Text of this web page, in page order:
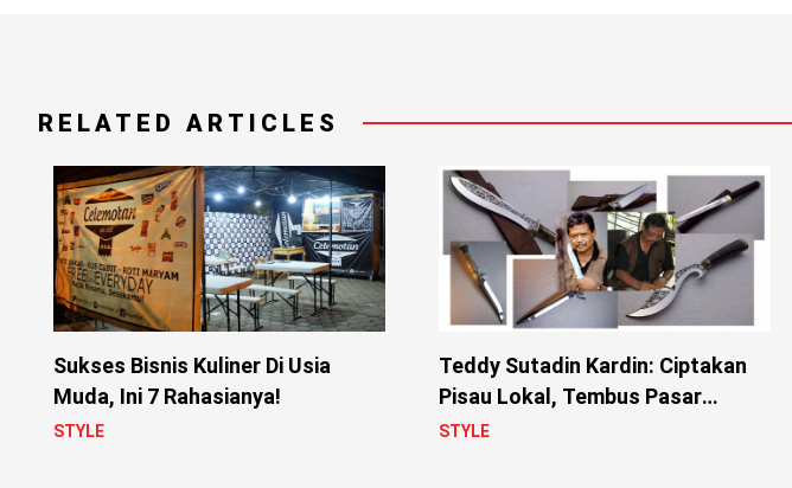
RELATED ARTICLES
Sukses Bisnis Kuliner Di Usia
Muda, Ini 7 Rahasianya!
STYLE
Teddy Sutadin Kardin: Ciptakan
Pisau Lokal, Tembus Pasar
Internasional
STYLE